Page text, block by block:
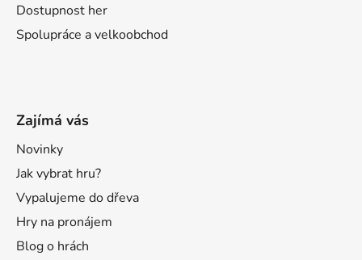
Dostupnost her
Spolupráce a velkoobchod
Zajímá vás
Novinky
Jak vybrat hru?
Vypalujeme do dřeva
Hry na pronájem
Blog o hrách